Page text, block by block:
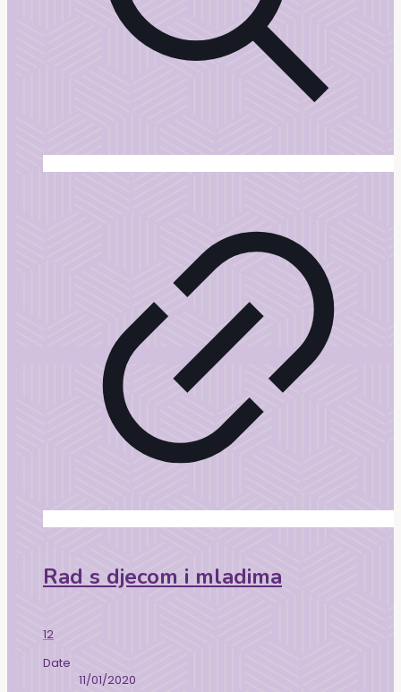
Rad s djecom i mladima
12
Date
11/01/2020